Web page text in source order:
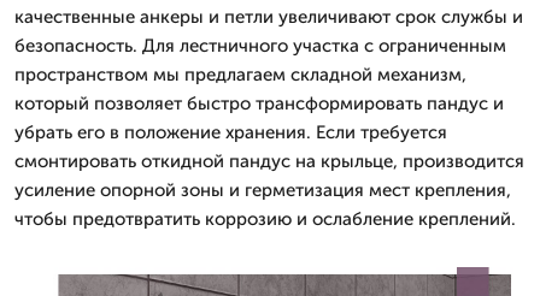
качественные анкеры и петли увеличивают срок службы и
безопасность. Для лестничного участка с ограниченным
пространством мы предлагаем складной механизм,
который позволяет быстро трансформировать пандус и
убрать его в положение хранения. Если требуется
смонтировать откидной пандус на крыльце, производится
усиление опорной зоны и герметизация мест крепления,
чтобы предотвратить коррозию и ослабление креплений.